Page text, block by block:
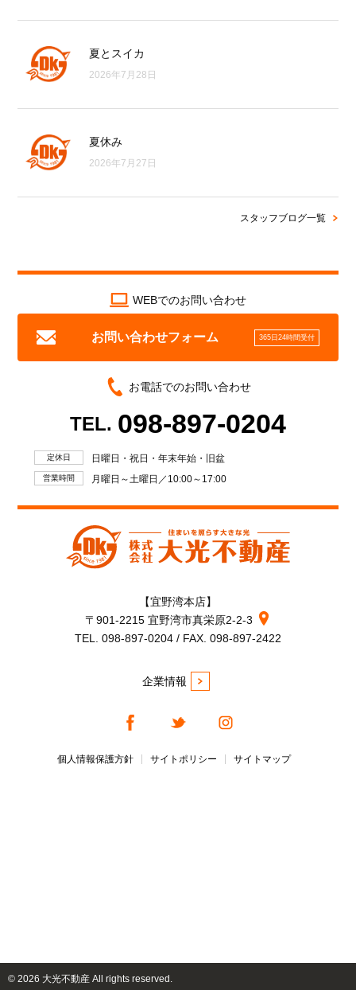
夏とスイカ
2026年7月28日
夏休み
2026年7月27日
スタッフブログ一覧
WEBでのお問い合わせ
お問い合わせフォーム 365日24時間受付
お電話でのお問い合わせ
TEL. 098-897-0204
定休日 日曜日・祝日・年末年始・旧盆
営業時間 月曜日～土曜日／10:00～17:00
【宜野湾本店】
〒901-2215 宜野湾市真栄原2-2-3
TEL. 098-897-0204 / FAX. 098-897-2422
企業情報
個人情報保護方針 サイトポリシー サイトマップ
© 2026 大光不動産 All rights reserved.